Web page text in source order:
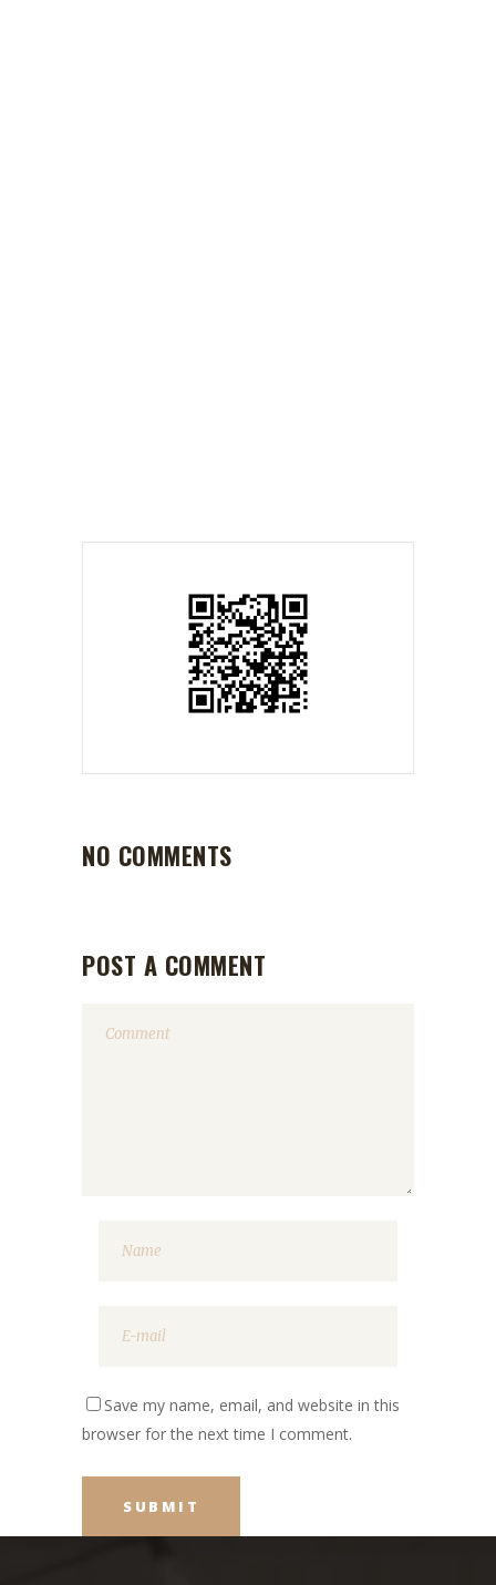
NO COMMENTS
POST A COMMENT
Save my name, email, and website in this
browser for the next time I comment.